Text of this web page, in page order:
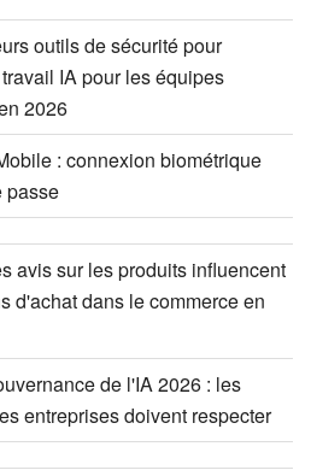
outils de sécurité pour
IA pour les équipes
2026
: connexion biométrique
passe
avis sur les produits influencent
d'achat dans le commerce en
de l'IA 2026 : les
entreprises doivent respecter